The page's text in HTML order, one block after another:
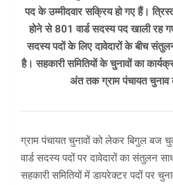
पद के उम्मीदवार सक्रिय हो गए हैं।
होने से 801 वार्ड सदस्य पद खाली रह गए
सदस्य पदों के लिए दावेदारों के बीच
है। सहकारी समितियों के चुनावों का
अंत तक ग्राम पंचायत चुनाव
ग्राम पंचायत चुनावों को लेकर बिगुल बज
वार्ड सदस्य पदों पर दावेदारों का संतुलन
सहकारी समितियों में डायरेक्टर पदों पर